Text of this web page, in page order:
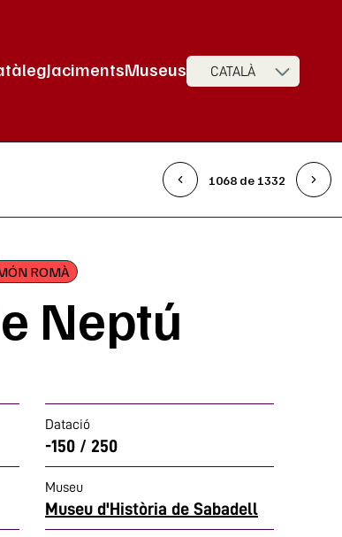
CATALÀ
principal
JacimentsMuseus
1068 de 1332
ROMÀ
Neptú
Datació
-150 / 250
Museu
Museu d'Història de Sabadell